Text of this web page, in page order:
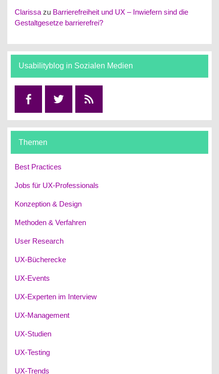
Clarissa zu Barrierefreiheit und UX – Inwiefern sind die
Gestaltgesetze barrierefrei?
Usabilityblog in Sozialen Medien
Themen
Best Practices
Jobs für UX-Professionals
Konzeption & Design
Methoden & Verfahren
User Research
UX-Bücherecke
UX-Events
UX-Experten im Interview
UX-Management
UX-Studien
UX-Testing
UX-Trends